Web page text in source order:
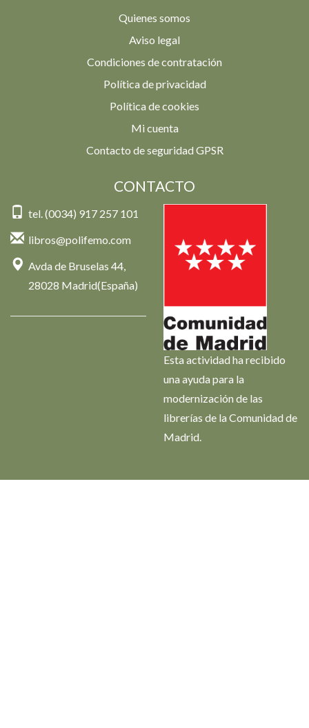
Quienes somos
Aviso legal
Condiciones de contratación
Política de privacidad
Política de cookies
Mi cuenta
Contacto de seguridad GPSR
CONTACTO
tel. (0034) 917 257 101
libros@polifemo.com
Avda de Bruselas 44,
28028 Madrid(España)
Esta actividad ha recibido
una ayuda para la
modernización de las
librerías de la Comunidad de
Madrid.